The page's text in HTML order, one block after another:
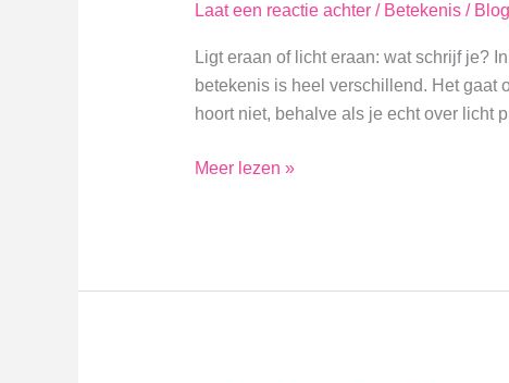
Laat een reactie achter / Betekenis/
Ligt eraan of licht eraan: wat schrijf je?
betekenis is heel verschillend. Het gaat
hoort niet, behalve als je echt over licht
Ligt
Meer lezen »